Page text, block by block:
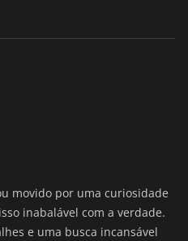
movido por uma curiosidade
inabalável com a verdade.
e uma busca incansável